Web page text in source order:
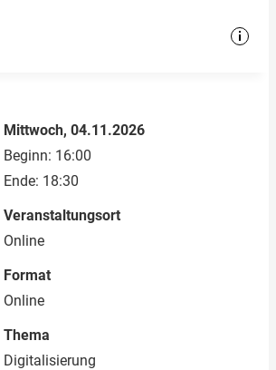
Mittwoch, 04.11.2026
Beginn: 16:00
Ende: 18:30
Veranstaltungsort
Online
Format
Online
Thema
Digitalisierung